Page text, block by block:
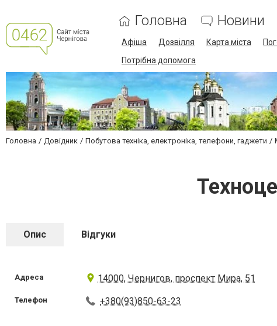
Головна Новини
Афіша Дозвілля Карта міста
Потрібна допомога
Головна Довідник Побутова техніка, електроніка, телефони, гаджети
Опис Відгуки
Адреса 14000, Чернигов, проспект Мира, 51
Телефон +380(93)850-63-23